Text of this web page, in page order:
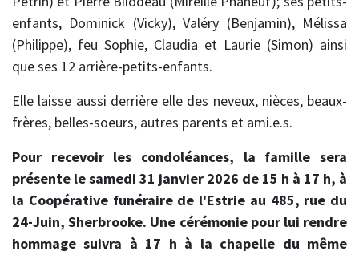
enfants, Dominick (Vicky), Valéry (Benjamin), Mélissa
(Philippe), feu Sophie, Claudia et Laurie (Simon) ainsi
que ses 12 arrière-petits-enfants.
Elle laisse aussi derrière elle des neveux, nièces, beaux-
frères, belles-soeurs, autres parents et ami.e.s.
Pour recevoir les condoléances, la famille sera
présente le samedi 31 janvier 2026 de 15 h à 17 h, à
la Coopérative funéraire de l'Estrie au 485, rue du
24-Juin, Sherbrooke. Une cérémonie pour lui rendre
hommage suivra à 17 h à la chapelle du même